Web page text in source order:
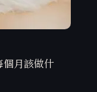
個月該做什